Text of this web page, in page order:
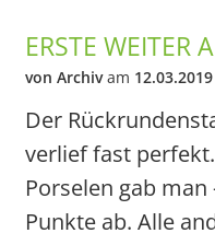
ERSTE WEITER
von Archivam
Der
verlief fast
Porselen gab
Punkte ab. Alle